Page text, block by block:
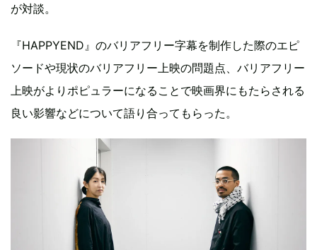
が対談。
『HAPPYEND』のバリアフリー字幕を制作した際のエピ
ソードや現状のバリアフリー上映の問題点、バリアフリー
上映がよりポピュラーになることで映画界にもたらされる
良い影響などについて語り合ってもらった。